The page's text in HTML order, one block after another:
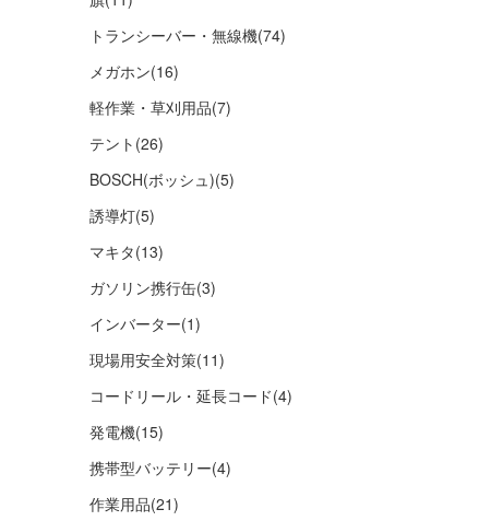
トランシーバー・無線機(74)
メガホン(16)
軽作業・草刈用品(7)
テント (26)
BOSCH(ボッシュ)(5)
誘導灯(5)
マキタ(13)
ガソリン携行缶(3)
インバーター(1)
現場用安全対策(11)
コードリール・延長コード(4)
発電機(15)
携帯型バッテリー(4)
作業用品(21)